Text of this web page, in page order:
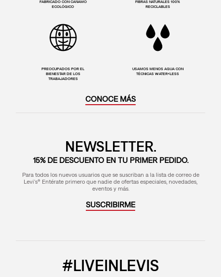
FABRICADO CON CAÑAMO
ECOLÓGICO
FIBRAS NATURALES 100%
RECICLABLES
PREOCUPADOS POR EL
BIENESTAR DE LOS
TRABAJADORES
USAMOS MENOS AGUA CON
TÉCNICAS WATER<LESS
CONOCE MÁS
NEWSLETTER.
15% DE DESCUENTO EN TU PRIMER PEDIDO.
Para todos los nuevos usuarios que se suscriban a la lista de correo de
Levi's® Entérate primero que nadie de ofertas especiales, novedades,
eventos y más.
SUSCRIBIRME
#LIVEINLEVIS